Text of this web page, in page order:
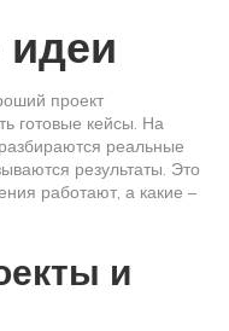
идеи
проект
готовые кейсы. На
реальные
результаты. Это
работают, а какие –
и